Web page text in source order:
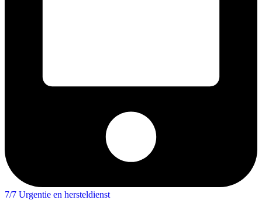
7/7 Urgentie en hersteldienst